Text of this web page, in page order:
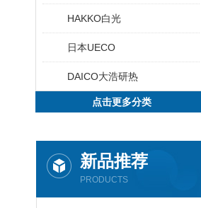
HAKKO白光
日本UECO
DAICO大浩研热
点击更多分类
新品推荐
PRODUCTS